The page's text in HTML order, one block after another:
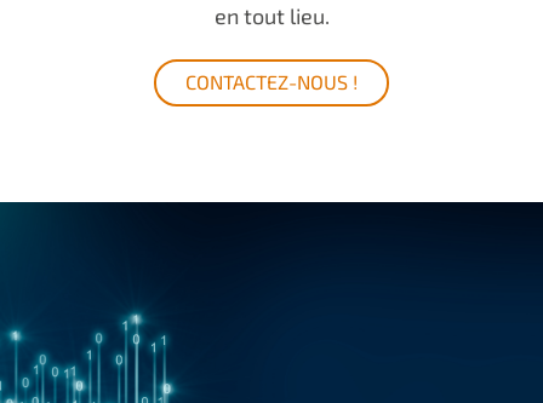
en tout lieu.
CONTACTEZ-NOUS !